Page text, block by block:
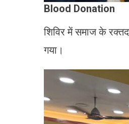
Blood Donation
शिविर में समाज के
गया।